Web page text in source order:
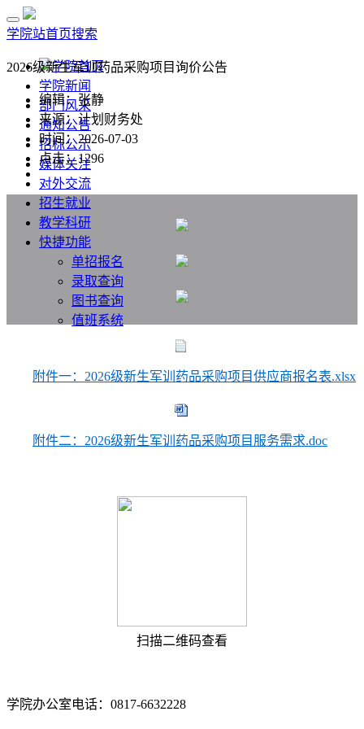
学院站首页搜索
学院首页
学院新闻
部门风采
通知公告
招标公示
媒体关注
对外交流
招生就业
教学科研
快捷功能
单招报名
录取查询
图书查询
值班系统
2026级新生军训药品采购项目询价公告
编辑：张静
来源：计划财务处
时间：2026-07-03
点击：1296
附件一：2026级新生军训药品采购项目供应商报名表.xlsx
附件二：2026级新生军训药品采购项目服务需求.doc
扫描二维码查看
学院办公室电话：0817-6632228